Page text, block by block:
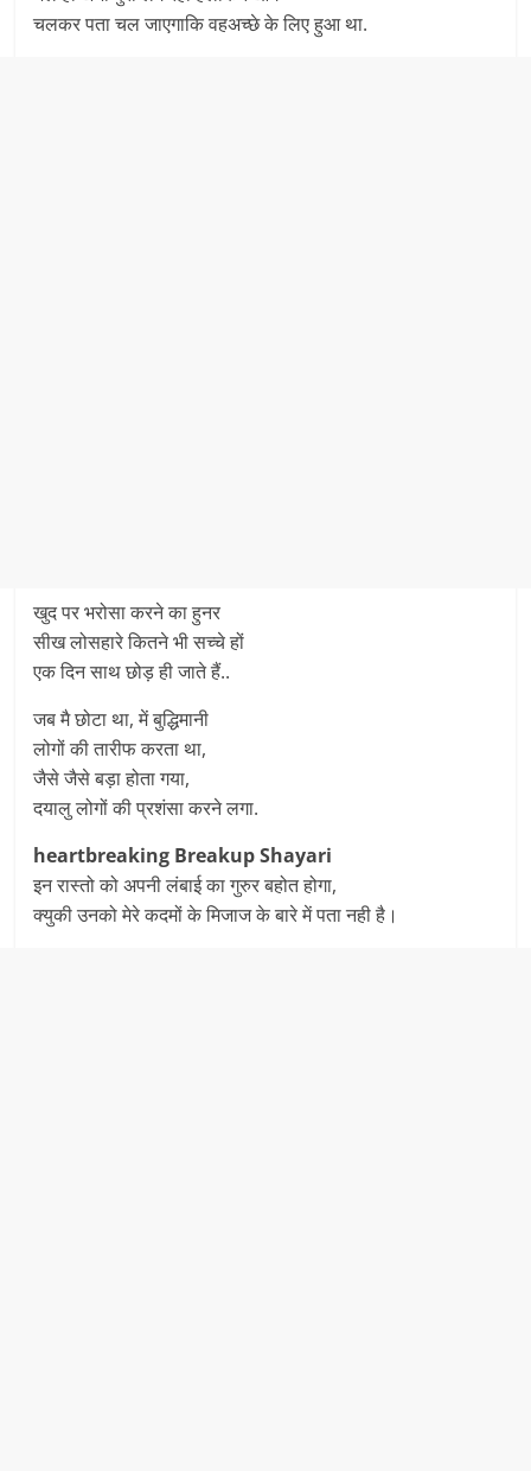
चलकर पता चल जाएगाकि वहअच्छे के लिए हुआ था.
खुद पर भरोसा करने का हुनर
सीख लोसहारे कितने भी सच्चे हों
एक दिन साथ छोड़ ही जाते हैं..
जब मै छोटा था, में बुद्धिमानी
लोगों की तारीफ करता था,
जैसे जैसे बड़ा होता गया,
दयालु लोगों की प्रशंसा करने लगा.
heartbreaking Breakup Shayari
इन रास्तो को अपनी लंबाई का गुरुर बहोत होगा,
क्युकी उनको मेरे कदमों के मिजाज के बारे में पता नही है।